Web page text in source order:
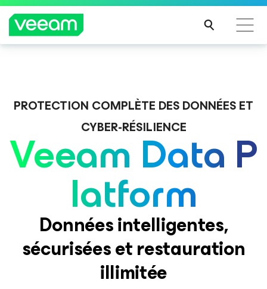
LIRE
E
plateforme. Un contrôle total.
DÉCOUVRIR
PROTECTION COMPLÈTE DES DONNÉES ET
CYBER-RÉSILIENCE
Veeam Data P
latform
Données intelligentes,
sécurisées et restauration
illimitée